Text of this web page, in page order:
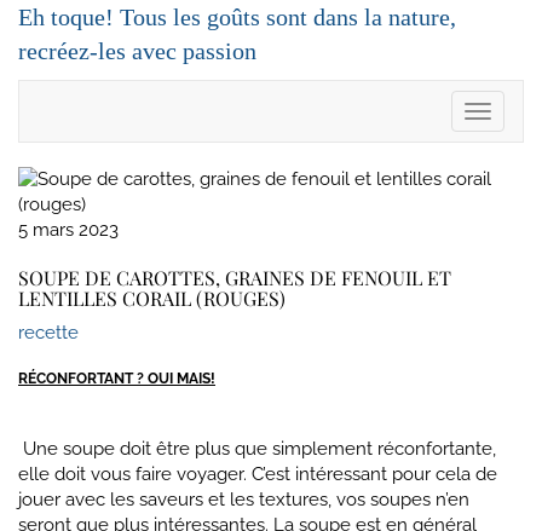
Skip
content
Eh toque! Tous les goûts sont dans la nature,
recréez-les avec passion
Toggle
5 mars 2023
SOUPE DE CAROTTES, GRAINES DE FENOUIL ET
LENTILLES CORAIL (ROUGES)
recette
RÉCONFORTANT ? OUI MAIS!
Une soupe doit être plus que simplement réconfortante,
elle doit vous faire voyager. C’est intéressant pour cela de
jouer avec les saveurs et les textures, vos soupes n’en
seront que plus intéressantes. La soupe est en général